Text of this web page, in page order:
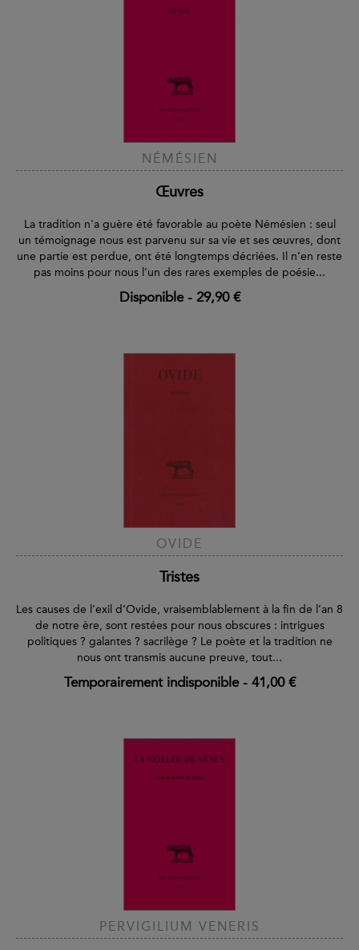
NÉMÉSIEN
Œuvres
La tradition n'a guère été favorable au poète Némésien : seul
un témoignage nous est parvenu sur sa vie et ses œuvres, dont
une partie est perdue, ont été longtemps décriées. Il n’en reste
pas moins pour nous l’un des rares exemples de poésie...
Disponible- 29,90 €
OVIDE
Tristes
Les causes de l'exil d’Ovide, vraisemblablement à la fin de l’an 8
de notre ère, sont restées pour nous obscures : intrigues
politiques ? galantes ? sacrilège ? Le poète et la tradition ne
nous ont transmis aucune preuve, tout...
Temporairement indisponible- 41,00 €
PERVIGILIUM VENERIS